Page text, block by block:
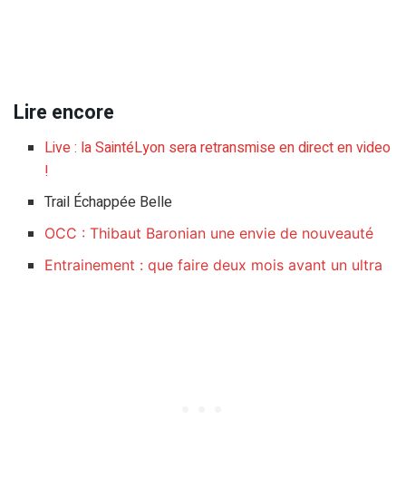
Lire encore
Live : la SaintéLyon sera retransmise en direct en video
!
Trail Échappée Belle
OCC : Thibaut Baronian une envie de nouveauté
Entrainement : que faire deux mois avant un ultra